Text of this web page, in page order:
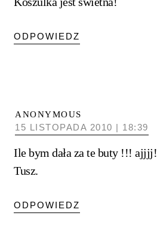
ODPOWIEDZ
ANONYMOUS
15 LISTOPADA 2010 | 18:39
Ile bym dała za te buty !!! ajjjj!
Tusz.
ODPOWIEDZ